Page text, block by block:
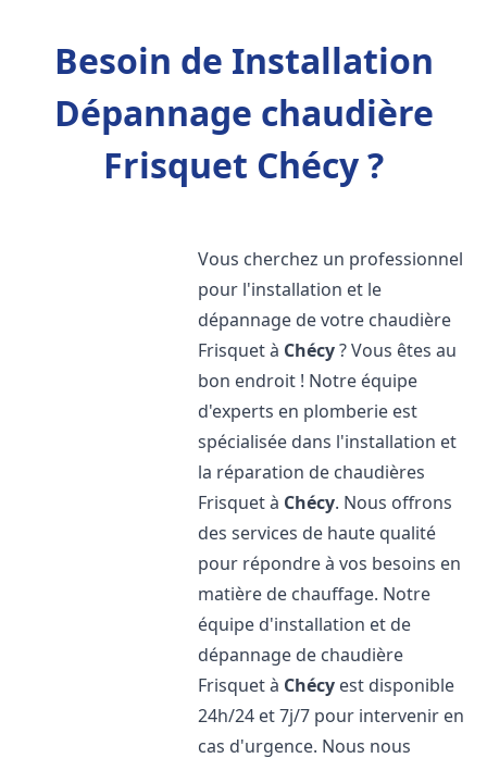
Besoin de Installation
Dépannage chaudière
Frisquet Chécy ?
Vous cherchez un professionnel
pour l'installation et le
dépannage de votre chaudière
Frisquet à Chécy? Vous êtes au
bon endroit ! Notre équipe
d'experts en plomberie est
spécialisée dans l'installation et
la réparation de chaudières
Frisquet à Chécy. Nous offrons
des services de haute qualité
pour répondre à vos besoins en
matière de chauffage. Notre
équipe d'installation et de
dépannage de chaudière
Frisquet à Chécy est disponible
24h/24 et 7j/7 pour intervenir en
cas d'urgence. Nous nous